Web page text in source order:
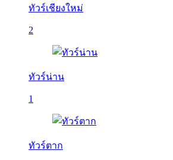
ทัวร์เชียงใหม่
2
ทัวร์น่าน
1
ทัวร์ตาก